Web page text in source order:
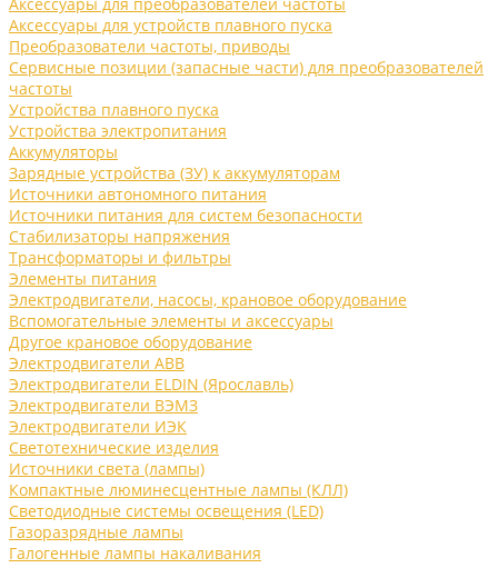
Аксессуары для устройств плавного пуска
Преобразователи частоты, приводы
Сервисные позиции (запасные части) для преобразователей
частоты
Устройства плавного пуска
Устройства электропитания
Аккумуляторы
Зарядные устройства (ЗУ) к аккумуляторам
Источники автономного питания
Источники питания для систем безопасности
Стабилизаторы напряжения
Трансформаторы и фильтры
Элементы питания
Электродвигатели, насосы, крановое оборудование
Вспомогательные элементы и аксессуары
Другое крановое оборудование
Электродвигатели ABB
Электродвигатели ELDIN (Ярославль)
Электродвигатели ВЭМЗ
Электродвигатели ИЭК
Светотехнические изделия
Источники света (лампы)
Компактные люминесцентные лампы (КЛЛ)
Светодиодные системы освещения (LED)
Газоразрядные лампы
Галогенные лампы накаливания